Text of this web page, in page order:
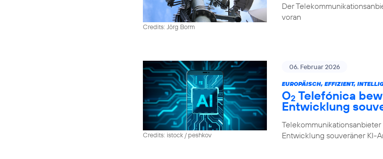
Credits: Jörg Borm
Der
voran
Credits: istock / peshkov
06. Februar 2026
EUROPÄISCH, EFFIZIENT,
O2 Telefónica
Entwicklung
Entwicklung souveräner KI-